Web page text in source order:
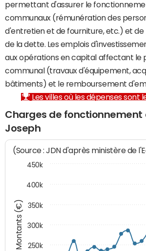
permettant d'assurer le
communaux (rémunération des
d'entretien et de fourniture, etc.) et
de la dette. Les emplois
aux opérations en capital affectant le
communal (travaux d'équipement,
bâtiments) et le remboursement
Les villes où les dépenses sont
Charges de fonctionnement
Joseph
Montants (€)
(Source : JDN d'après ministère de
250k
300k
350k
400k
450k